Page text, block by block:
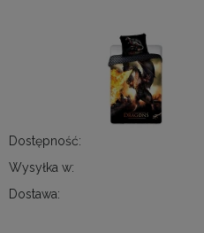
Dostępność:
Wysyłka w:
Dostawa: